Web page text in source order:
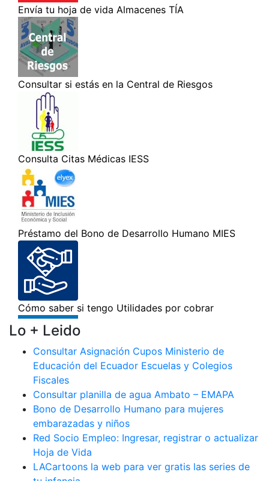
Lo + Leido
Consultar Asignación Cupos Ministerio de
Educación del Ecuador Escuelas y Colegios
Fiscales
Consultar planilla de agua Ambato – EMAPA
Bono de Desarrollo Humano para mujeres
embarazadas y niños
Red Socio Empleo: Ingresar, registrar o actualizar
Hoja de Vida
LACartoons la web para ver gratis las series de